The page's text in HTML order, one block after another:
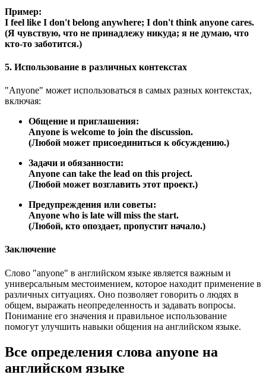
Пример:
I feel like I don't belong anywhere; I don't think anyone cares.
(Я чувствую, что не принадлежу никуда; я не думаю, что
кто-то заботится.)
5. Использование в различных контекстах
"Anyone" может использоваться в самых разных контекстах,
включая:
Общение и приглашения:
Anyone is welcome to join the discussion.
(Любой может присоединиться к обсуждению.)
Задачи и обязанности:
Anyone can take the lead on this project.
(Любой может возглавить этот проект.)
Предупреждения или советы:
Anyone who is late will miss the start.
(Любой, кто опоздает, пропустит начало.)
Заключение
Слово "anyone" в английском языке является важным и
универсальным местоимением, которое находит применение в
различных ситуациях. Оно позволяет говорить о людях в
общем, выражать неопределенность и задавать вопросы.
Понимание его значения и правильное использование
помогут улучшить навыки общения на английском языке.
Все определения слова anyone на
английском языке